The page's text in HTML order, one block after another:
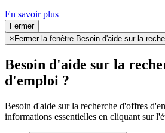
En savoir plus
Fermer
× Fermer la fenêtre Besoin d'aide sur la
Besoin d'aide sur la
d'emploi ?
Besoin d'aide sur la recherche d'offres
informations essentielles en cliquant sur